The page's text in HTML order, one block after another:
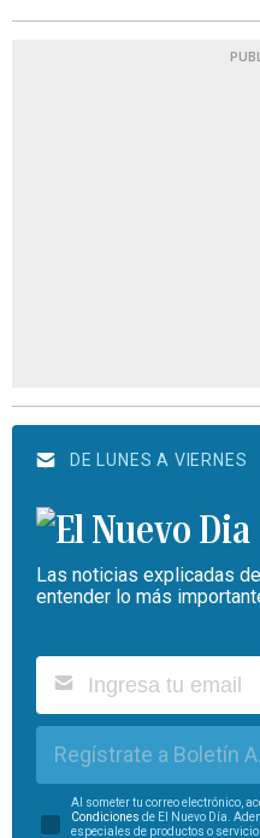
DE LUNES A VIERNES
Las noticias explicadas
entender lo más
Regístrate a Boletín
Al someter tu correo electrónico,
Condiciones de El Nuevo Día.
especiales de productos o